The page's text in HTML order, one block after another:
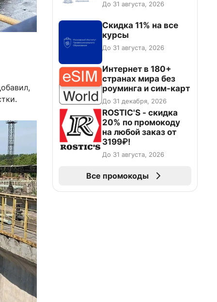
До 31 августа, 2026
Скидка 11% на все
курсы
До 31 августа, 2026
Интернет в 180+
странах мира без
роуминга и сим-карт
До 31 декабря, 2026
ROSTIC'S - скидка
20% по промокоду
на любой заказ от
3199₽!
До 31 августа, 2026
Все промокоды